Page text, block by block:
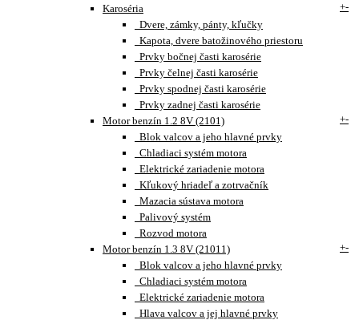
Karoséria
+-
Dvere, zámky, pánty, kľučky
Kapota, dvere batožinového priestoru
Prvky bočnej časti karosérie
Prvky čelnej časti karosérie
Prvky spodnej časti karosérie
Prvky zadnej časti karosérie
Motor benzín 1.2 8V (2101)
+-
Blok valcov a jeho hlavné prvky
Chladiaci systém motora
Elektrické zariadenie motora
Kľukový hriadeľ a zotrvačník
Mazacia sústava motora
Palivový systém
Rozvod motora
Motor benzín 1.3 8V (21011)
+-
Blok valcov a jeho hlavné prvky
Chladiaci systém motora
Elektrické zariadenie motora
Hlava valcov a jej hlavné prvky